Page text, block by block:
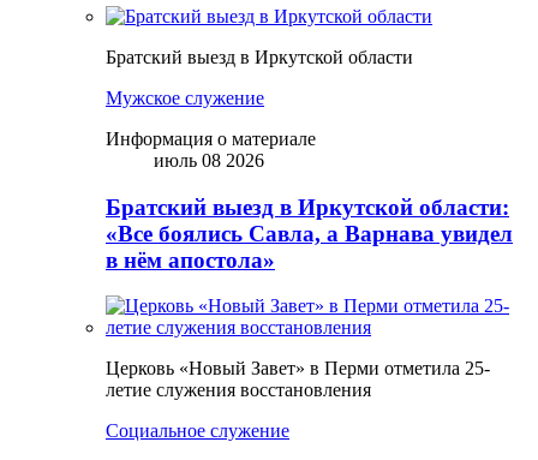
Братский выезд в Иркутской области
Мужское служение
Информация о материале
июль 08 2026
Братский выезд в Иркутской области:
«Все боялись Савла, а Варнава увидел
в нём апостола»
Церковь «Новый Завет» в Перми отметила 25-
летие служения восстановления
Социальное служение